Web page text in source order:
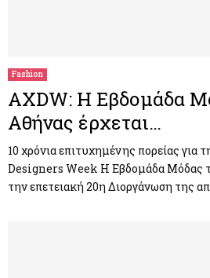
Fashion
AXDW: Η Εβδομάδα
Αθήνας έρχεται…
10 χρόνια επιτυχημένης πορείας
Designers Week Η Εβδομάδα Μόδας
την επετειακή 20η Διοργάνωση της